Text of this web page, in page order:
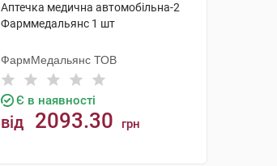
Аптечка медична автомобільна-2
Фарммедальянс 1 шт
ФармМедальянс ТОВ
Є в наявності
від 2093.30 грн